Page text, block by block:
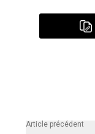
Article précédent